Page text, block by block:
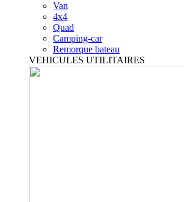
Van
4x4
Quad
Camping-car
Remorque bateau
VEHICULES UTILITAIRES